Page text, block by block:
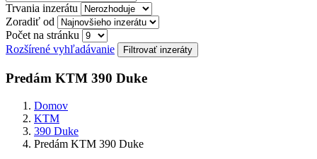
Trvania inzerátu
Zoradiť od
Počet na stránku
Rozšírené vyhľadávanie
Predám KTM 390 Duke
Domov
KTM
390 Duke
Predám KTM 390 Duke